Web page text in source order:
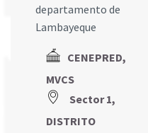
departamento de
Lambayeque
CENEPRED,
MVCS
Sector 1,
DISTRITO